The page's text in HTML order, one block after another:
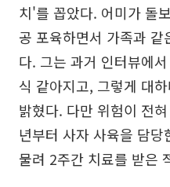
치'를 꼽았다. 어미가 돌
공 포육하면서 가족과
다. 그는 과거 인터뷰에
식 같아지고, 그렇게 대
밝혔다. 다만 위험이 전
년부터 사자 사육을 담
물려 2주간 치료를 받은